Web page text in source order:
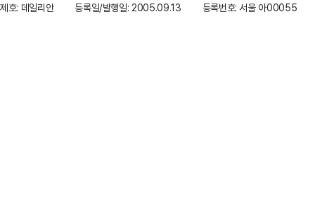
제호: 데일리안
등록일/발행일: 2005.09.13 등록번호: 서울 아00055